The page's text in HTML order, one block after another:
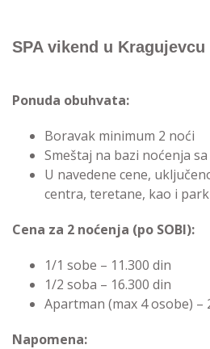
SPA vikend u Kragujevcu
Ponuda obuhvata:
Boravak minimum 2 noći
Smeštaj na bazi noćenja
U navedene cene,
centra, teretane, kao i
Cena za 2 noćenja (po SOBI):
1/1 sobe – 11.300 din
1/2 soba – 16.300 din
Apartman (max 4 osobe) –
Napomena: